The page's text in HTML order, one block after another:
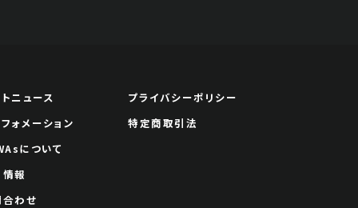
ニュース
ォメーション
について
報
わせ
プライバシーポリシー
特定商取引法